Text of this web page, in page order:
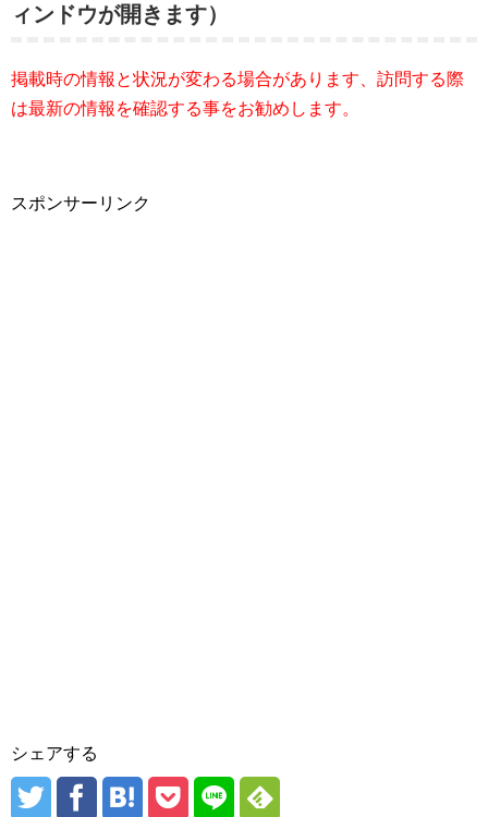
ィンドウが開きます）
掲載時の情報と状況が変わる場合があります、訪問する際
は最新の情報を確認する事をお勧めします。
スポンサーリンク
シェアする